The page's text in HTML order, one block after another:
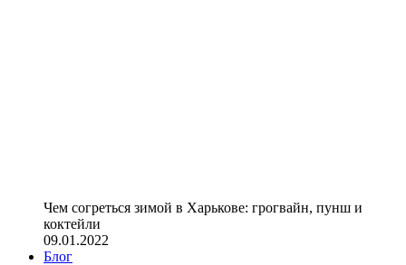
Чем согреться зимой в Харькове: грогвайн, пунш и
коктейли
09.01.2022
Блог